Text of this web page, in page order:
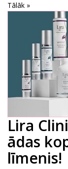
Tālāk »
Lira
ādas
līmenis!